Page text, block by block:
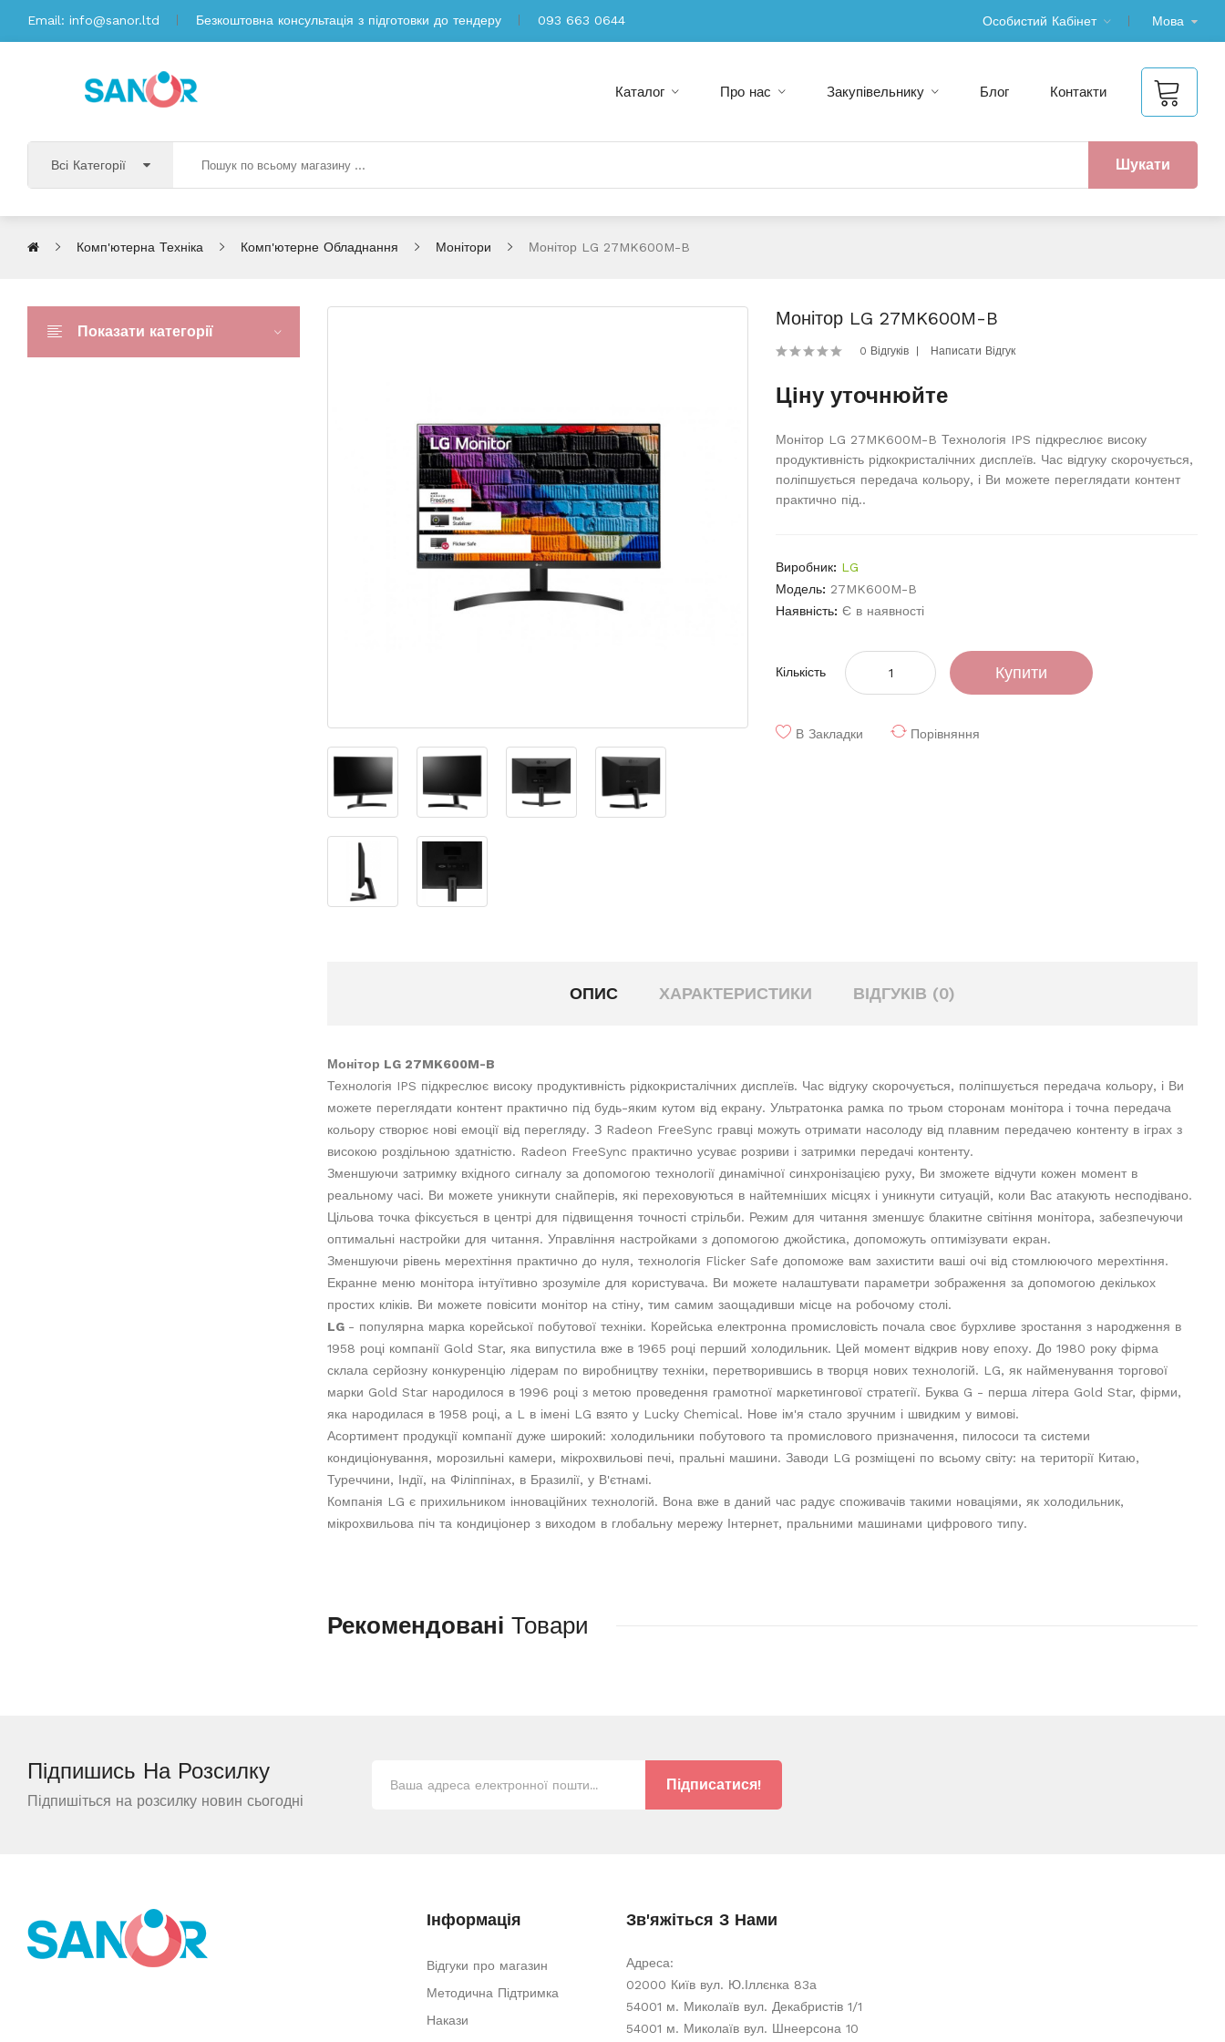
Email: info@sanor.ltd Безкоштовна консультація з підготовки до тендеру 093 663 0644 Особистий Кабінет Мова
Каталог Про нас Закупівельнику Блог Контакти
Всі Категорії Шукати
Комп'ютерна Техніка Комп'ютерне Обладнання Монітори Монітор LG 27MK600M-B
Показати категорії
Монітор LG 27MK600M-B
0 Відгуків Написати Відгук
Ціну уточнюйте
Монітор LG 27MK600M-B Технологія IPS підкреслює високу
продуктивність рідкокристалічних дисплеїв. Час відгуку скорочується,
поліпшується передача кольору, і Ви можете переглядати контент
практично під..
Виробник: LG
Модель: 27MK600M-B
Наявність:Є в наявності
Кількість Купити
В Закладки Порівняння
ОПИС ХАРАКТЕРИСТИКИ ВІДГУКІВ (0)
Монітор LG 27MK600M-B
Технологія IPS підкреслює високу продуктивність рідкокристалічних дисплеїв. Час відгуку скорочується, поліпшується передача кольору, і Ви
можете переглядати контент практично під будь-яким кутом від екрану. Ультратонка рамка по трьом сторонам монітора і точна передача
кольору створює нові емоції від перегляду. З Radeon FreeSync гравці можуть отримати насолоду від плавним передачею контенту в іграх з
високою роздільною здатністю. Radeon FreeSync практично усуває розриви і затримки передачі контенту.
Зменшуючи затримку вхідного сигналу за допомогою технології динамічної синхронізацією руху, Ви зможете відчути кожен момент в
реальному часі. Ви можете уникнути снайперів, які переховуються в найтемніших місцях і уникнути ситуацій, коли Вас атакують несподівано.
Цільова точка фіксується в центрі для підвищення точності стрільби. Режим для читання зменшує блакитне світіння монітора, забезпечуючи
оптимальні настройки для читання. Управління настройками з допомогою джойстика, допоможуть оптимізувати екран.
Зменшуючи рівень мерехтіння практично до нуля, технологія Flicker Safe допоможе вам захистити ваші очі від стомлюючого мерехтіння.
Екранне меню монітора інтуїтивно зрозуміле для користувача. Ви можете налаштувати параметри зображення за допомогою декількох
простих кліків. Ви можете повісити монітор на стіну, тим самим заощадивши місце на робочому столі.
LG - популярна марка корейської побутової техніки. Корейська електронна промисловість почала своє бурхливе зростання з народження в
1958 році компанії Gold Star, яка випустила вже в 1965 році перший холодильник. Цей момент відкрив нову епоху. До 1980 року фірма
склала серйозну конкуренцію лідерам по виробництву техніки, перетворившись в творця нових технологій. LG, як найменування торгової
марки Gold Star народилося в 1996 році з метою проведення грамотної маркетингової стратегії. Буква G - перша літера Gold Star, фірми,
яка народилася в 1958 році, а L в імені LG взято у Lucky Chemical. Нове ім'я стало зручним і швидким у вимові.
Асортимент продукції компанії дуже широкий: холодильники побутового та промислового призначення, пилососи та системи
кондиціонування, морозильні камери, мікрохвильові печі, пральні машини. Заводи LG розміщені по всьому світу: на території Китаю,
Туреччини, Індії, на Філіппінах, в Бразилії, у В'єтнамі.
Компанія LG є прихильником інноваційних технологій. Вона вже в даний час радує споживачів такими новаціями, як холодильник,
мікрохвильова піч та кондиціонер з виходом в глобальну мережу Інтернет, пральними машинами цифрового типу.
Рекомендовані Товари
Підпишись На Розсилку
Підпишіться на розсилку новин сьогодні
Підписатися!
Інформація
Відгуки про магазин
Методична Підтримка
Накази
Зв'яжіться З Нами
Адреса:
02000 Київ вул. Ю.Іллєнка 83а
54001 м. Миколаїв вул. Декабристів 1/1
54001 м. Миколаїв вул. Шнеерсона 10